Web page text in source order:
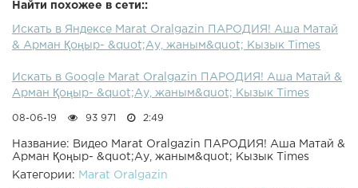
Найти похожее в сети::
Искать в Яндексе Marat Oralgazin ПАРОДИЯ! Аша Матай
& Арман Қоңыр- &quot;Ау, жаным&quot; Кызык Times
Искать в Google Marat Oralgazin ПАРОДИЯ! Аша Матай &
Арман Қоңыр- &quot;Ау, жаным&quot; Кызык Times
08-06-19 93 971 2:49
Название: Видео Marat Oralgazin ПАРОДИЯ! Аша Матай &
Арман Қоңыр- &quot;Ау, жаным&quot; Кызык Times
Категории: Marat Oralgazin